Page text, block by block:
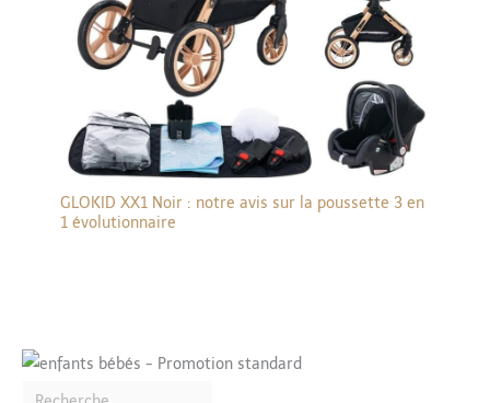
GLOKID XX1 Noir : notre avis sur la poussette 3 en
1 évolutionnaire